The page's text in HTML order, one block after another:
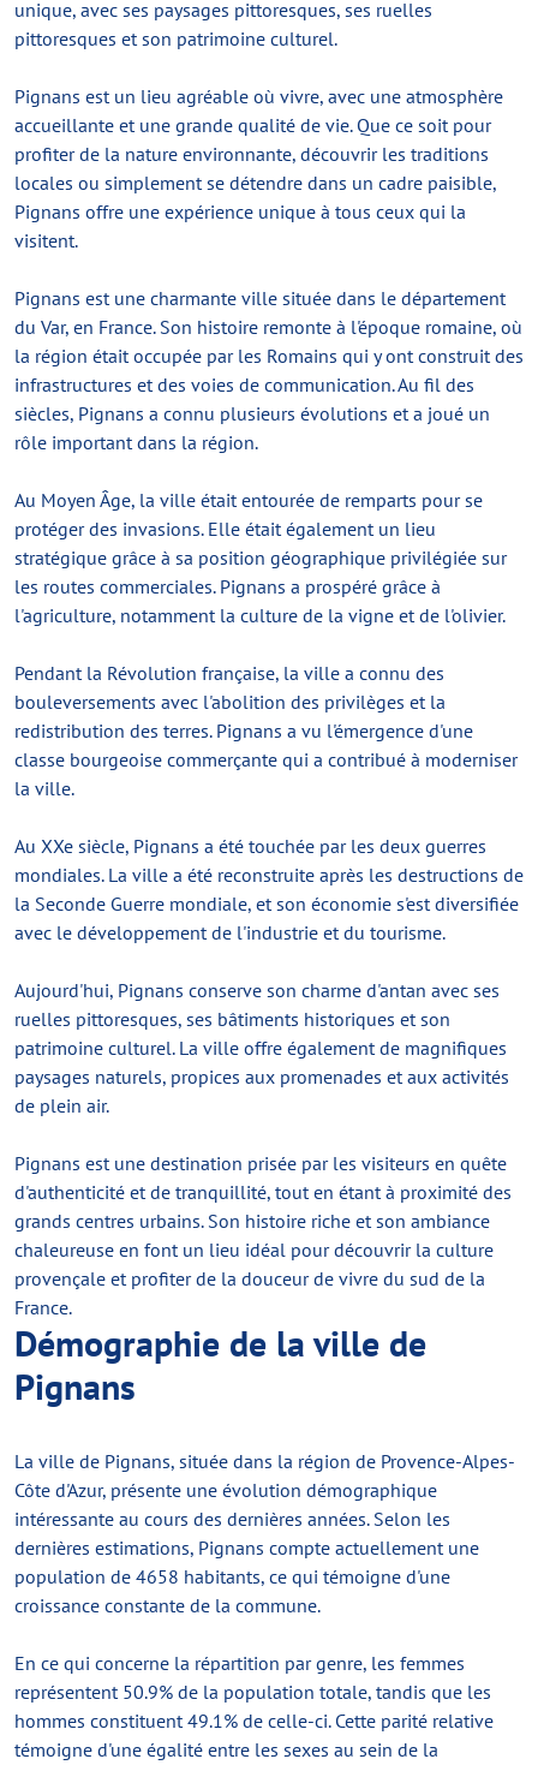
unique, avec ses paysages pittoresques, ses ruelles
pittoresques et son patrimoine culturel.
Pignans est un lieu agréable où vivre, avec une atmosphère
accueillante et une grande qualité de vie. Que ce soit pour
profiter de la nature environnante, découvrir les traditions
locales ou simplement se détendre dans un cadre paisible,
Pignans offre une expérience unique à tous ceux qui la
visitent.
Pignans est une charmante ville située dans le département
du Var, en France. Son histoire remonte à l'époque romaine, où
la région était occupée par les Romains qui y ont construit des
infrastructures et des voies de communication. Au fil des
siècles, Pignans a connu plusieurs évolutions et a joué un
rôle important dans la région.
Au Moyen Âge, la ville était entourée de remparts pour se
protéger des invasions. Elle était également un lieu
stratégique grâce à sa position géographique privilégiée sur
les routes commerciales. Pignans a prospéré grâce à
l'agriculture, notamment la culture de la vigne et de l'olivier.
Pendant la Révolution française, la ville a connu des
bouleversements avec l'abolition des privilèges et la
redistribution des terres. Pignans a vu l'émergence d'une
classe bourgeoise commerçante qui a contribué à moderniser
la ville.
Au XXe siècle, Pignans a été touchée par les deux guerres
mondiales. La ville a été reconstruite après les destructions de
la Seconde Guerre mondiale, et son économie s'est diversifiée
avec le développement de l'industrie et du tourisme.
Aujourd'hui, Pignans conserve son charme d'antan avec ses
ruelles pittoresques, ses bâtiments historiques et son
patrimoine culturel. La ville offre également de magnifiques
paysages naturels, propices aux promenades et aux activités
de plein air.
Pignans est une destination prisée par les visiteurs en quête
d'authenticité et de tranquillité, tout en étant à proximité des
grands centres urbains. Son histoire riche et son ambiance
chaleureuse en font un lieu idéal pour découvrir la culture
provençale et profiter de la douceur de vivre du sud de la
France.
Démographie de la ville de
Pignans
La ville de Pignans, située dans la région de Provence-Alpes-
Côte d'Azur, présente une évolution démographique
intéressante au cours des dernières années. Selon les
dernières estimations, Pignans compte actuellement une
population de 4658 habitants, ce qui témoigne d'une
croissance constante de la commune.
En ce qui concerne la répartition par genre, les femmes
représentent 50.9% de la population totale, tandis que les
hommes constituent 49.1% de celle-ci. Cette parité relative
témoigne d'une égalité entre les sexes au sein de la